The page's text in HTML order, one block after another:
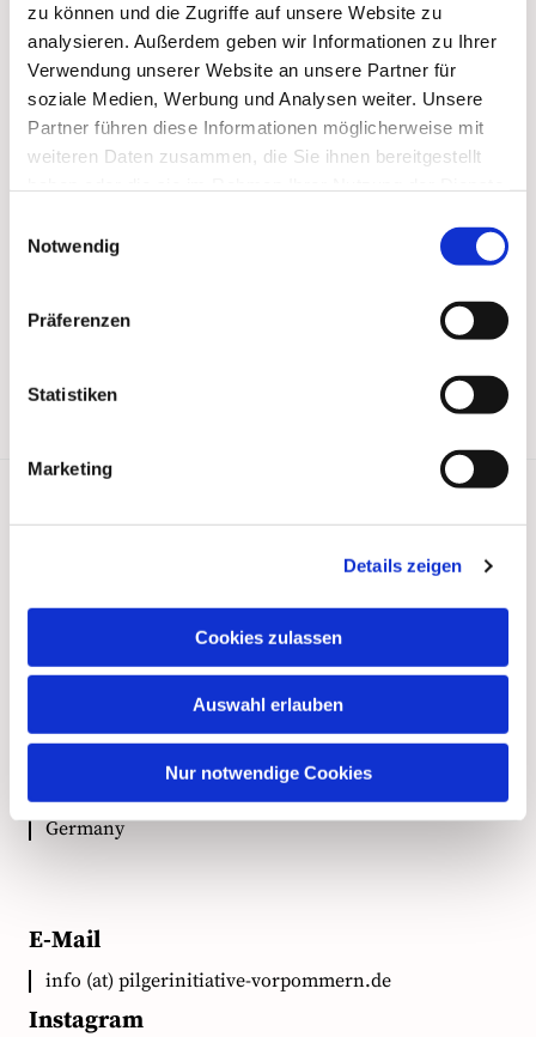
zu können und die Zugriffe auf unsere Website zu
analysieren. Außerdem geben wir Informationen zu Ihrer
Verwendung unserer Website an unsere Partner für
soziale Medien, Werbung und Analysen weiter. Unsere
Partner führen diese Informationen möglicherweise mit
weiteren Daten zusammen, die Sie ihnen bereitgestellt
Notwendig
Präferenzen
Statistiken
Marketing
Details zeigen
Cookies zulassen
Auswahl erlauben
Nur notwendige Cookies
Ökumenische Pilgerinitiative Vorpommern e.V.
18528 Bergen auf Rügen
Germany
E-Mail
info (at) pilgerinitiative-vorpommern.de
Instagram